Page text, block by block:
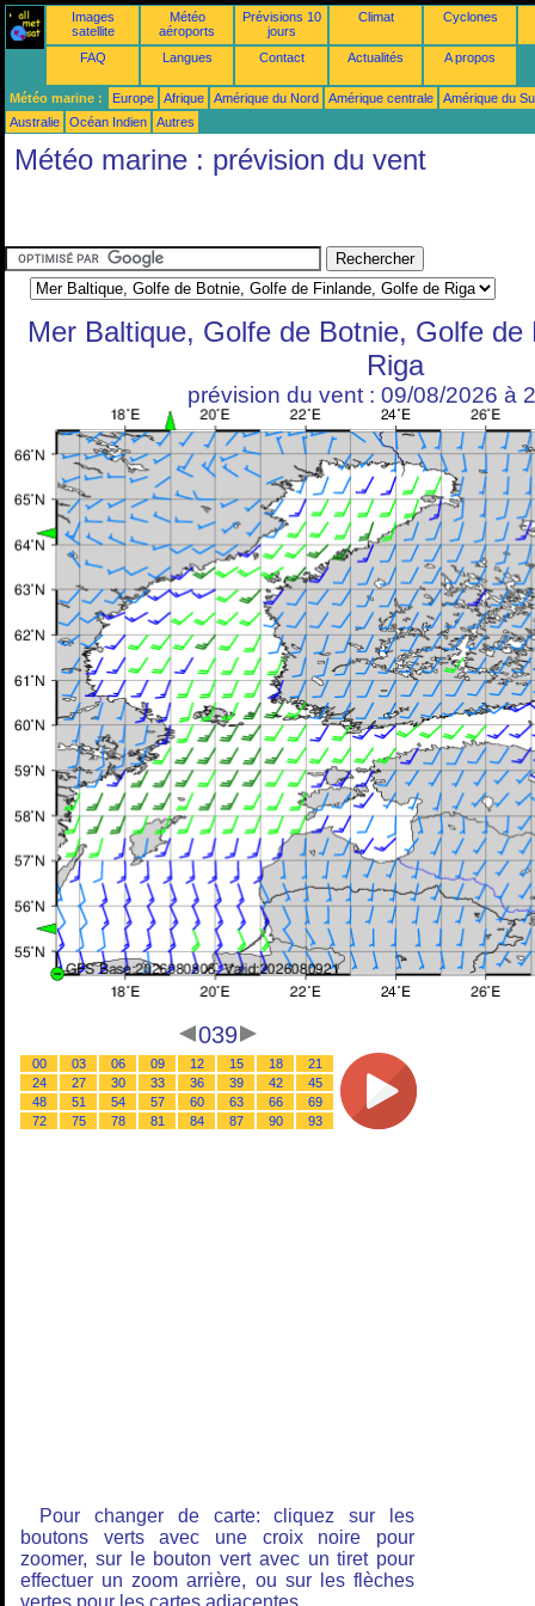
Images
satellite
Météo
aéroports
Prévisions 10
jours
Climat Cyclones
FAQ Langues Contact Actualités A propos
Météo marine : Europe Afrique Amérique du Nord Amérique centrale
Amérique du
Australie
Océan Indien Autres
Météo marine : prévision du vent
Mer Baltique, Golfe de Botnie, Golfe de
Riga
prévision du vent : 09/08/2026 à
039
00 03 06 09 12 15 18
21
24
27 30 33 36 39 42
45
48
51 54 57 60 63 66
69
72
75 78 81 84 87 90 93
Pour changer de carte: cliquez sur les
boutons verts avec une croix noire pour
zoomer, sur le bouton vert avec un tiret pour
effectuer un zoom arrière, ou sur les flèches
vertes pour les cartes adjacentes.